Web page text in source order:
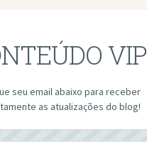
VIP
seu email abaixo para receber
as atualizações do blog!